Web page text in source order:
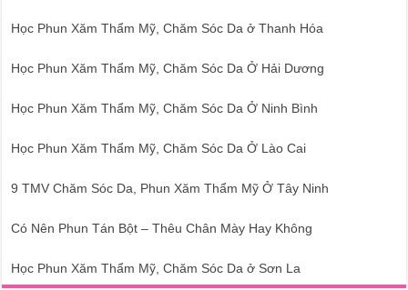
Học Phun Xăm Thẩm Mỹ, Chăm Sóc Da ở Thanh Hóa
Học Phun Xăm Thẩm Mỹ, Chăm Sóc Da Ở Hải Dương
Học Phun Xăm Thẩm Mỹ, Chăm Sóc Da Ở Ninh Bình
Học Phun Xăm Thẩm Mỹ, Chăm Sóc Da Ở Lào Cai
9 TMV Chăm Sóc Da, Phun Xăm Thẩm Mỹ Ở Tây Ninh
Có Nên Phun Tán Bột – Thêu Chân Mày Hay Không
Học Phun Xăm Thẩm Mỹ, Chăm Sóc Da ở Sơn La